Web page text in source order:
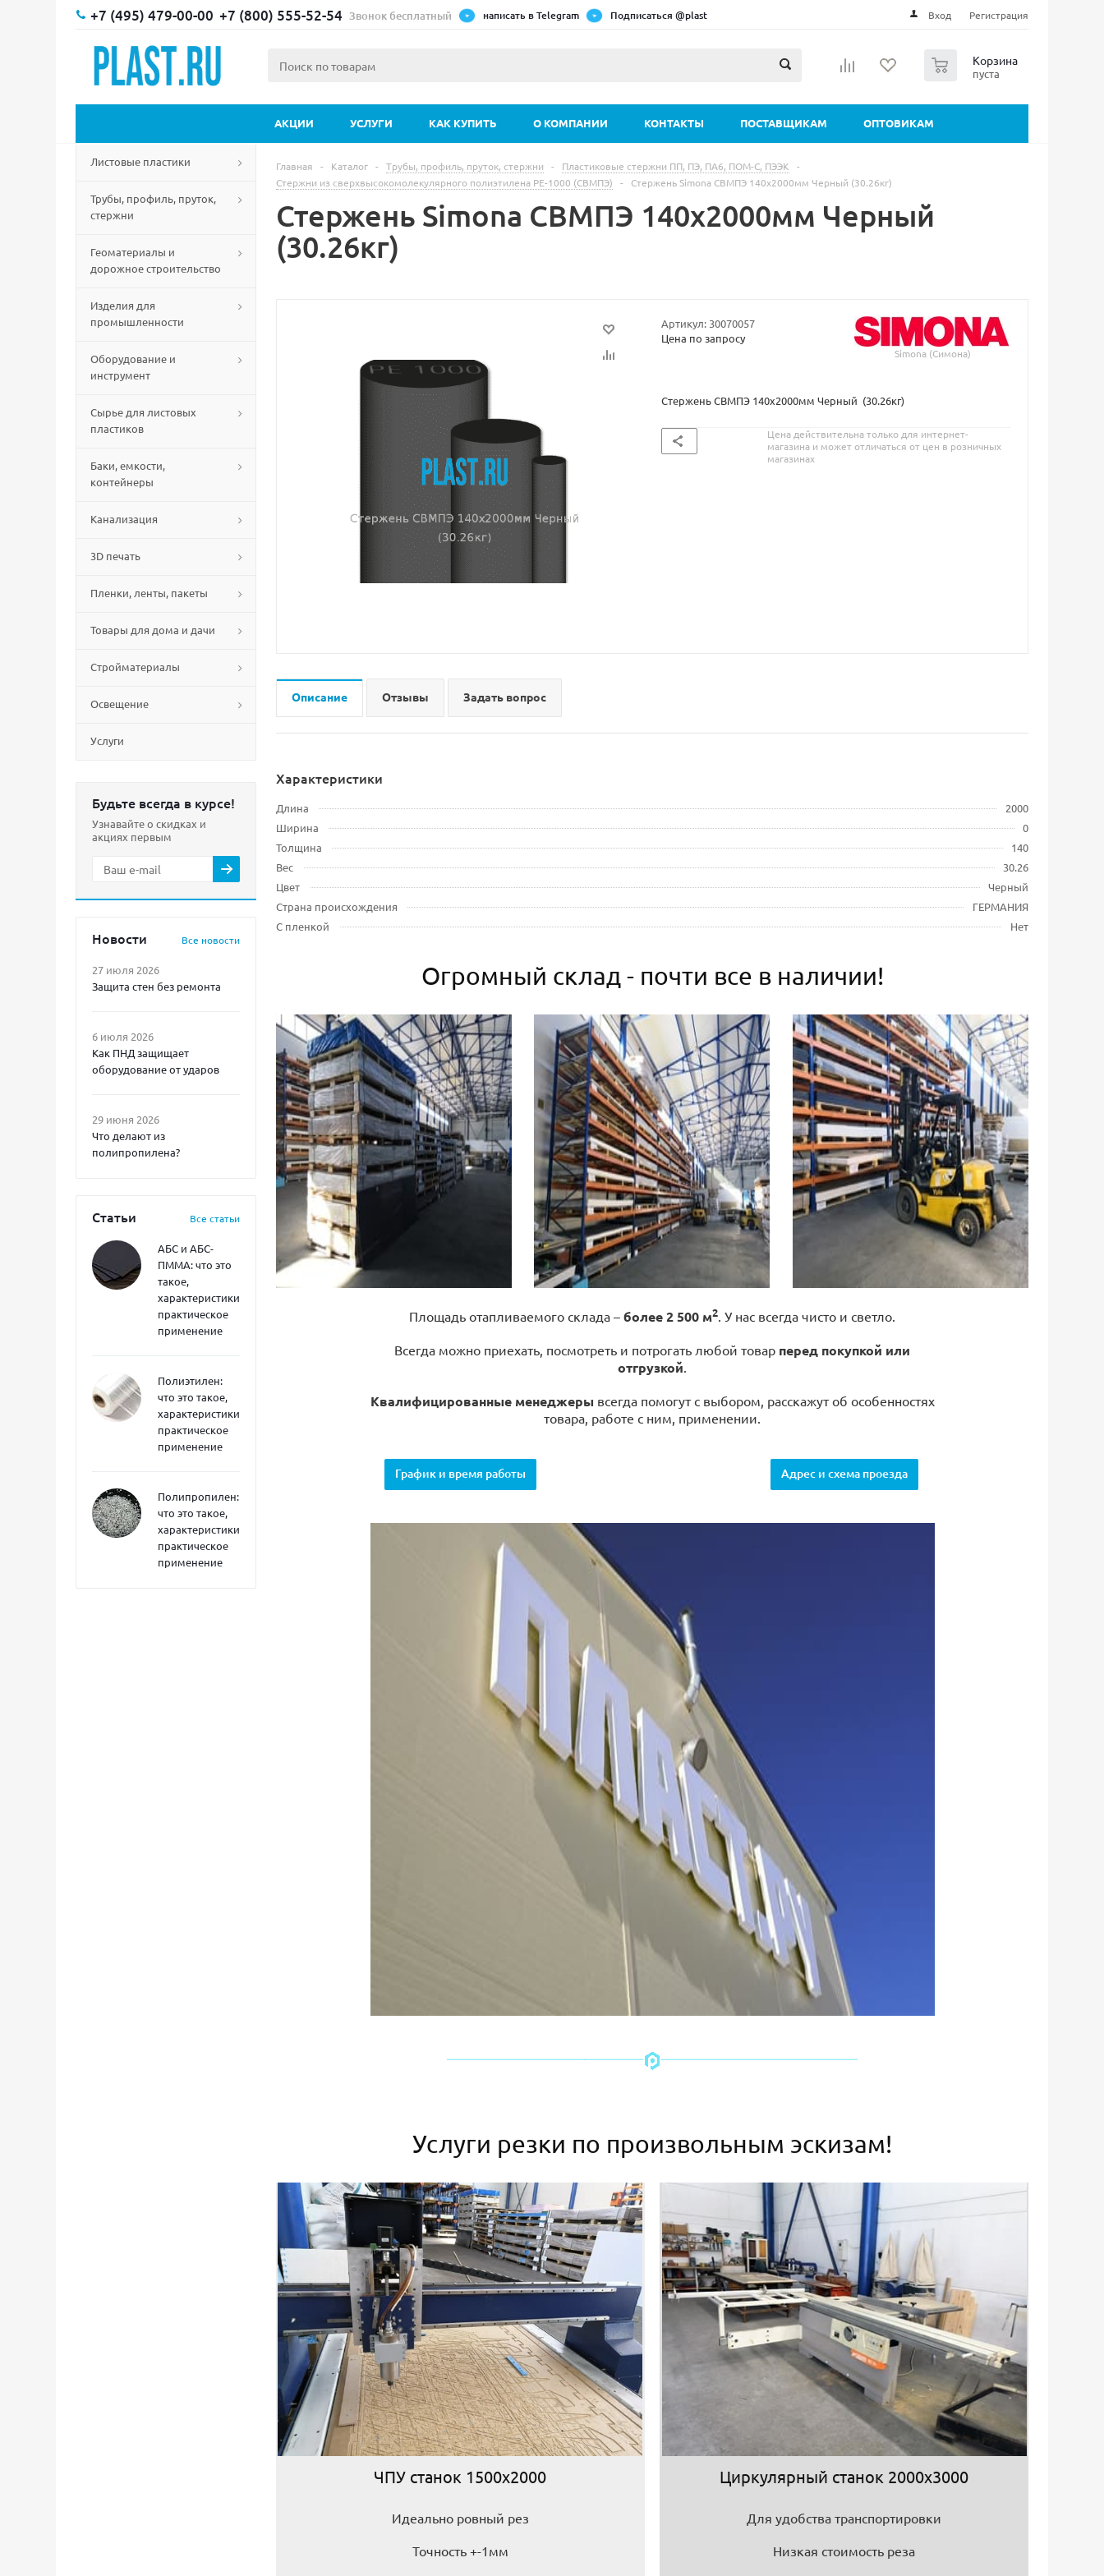
+7 (495) 479-00-00 +7 (800) 555-52-54 Звонок бесплатный написать в Telegram Подписаться @plast Вход Регистрация
Корзина
пуста
АКЦИИ УСЛУГИ КАК КУПИТЬ О КОМПАНИИ КОНТАКТЫ ПОСТАВЩИКАМ ОПТОВИКАМ
Листовые пластики
Трубы, профиль, пруток,
стержни
Геоматериалы и
дорожное строительство
Изделия для
промышленности
Оборудование и
инструмент
Сырье для листовых
пластиков
Баки, емкости,
контейнеры
Канализация
3D печать
Пленки, ленты, пакеты
Товары для дома и дачи
Стройматериалы
Освещение
Услуги
Будьте всегда в курсе!
Узнавайте о скидках и
акциях первым
Новости Все новости
27 июля 2026
Защита стен без ремонта
6 июля 2026
Как ПНД защищает
оборудование от ударов
29 июня 2026
Что делают из
полипропилена?
Статьи Все статьи
АБС и АБС-
ПММА: что это
такое,
характеристики,
практическое
применение
Полиэтилен:
что это такое,
характеристики,
практическое
применение
Полипропилен:
что это такое,
характеристики,
практическое
применение
Главная - Каталог - Трубы, профиль, пруток, стержни - Пластиковые стержни ПП, ПЭ, ПА6, ПОМ-С, ПЭЭК
-
Стержни из сверхвысокомолекулярного полиэтилена РЕ-1000 (СВМПЭ)
- Стержень Simona СВМПЭ 140х2000мм Черный (30.26кг)
Стержень Simona СВМПЭ 140х2000мм Черный
(30.26кг)
Артикул: 30070057
Цена по запросу
Simona (Симона)
Стержень СВМПЭ 140х2000мм Черный (30.26кг)
Цена действительна только для интернет-
магазина и может отличаться от цен в розничных
магазинах
Описание Отзывы Задать вопрос
Характеристики
Длина
2000
Ширина
0
Толщина
140
Вес
30.26
Цвет
Черный
Страна происхождения
ГЕРМАНИЯ
С пленкой
Нет
Огромный склад - почти все в наличии!
Площадь отапливаемого склада – более 2 500 м2. У нас всегда чисто и светло.
Всегда можно приехать, посмотреть и потрогать любой товар перед покупкой или
отгрузкой.
Квалифицированные менеджеры всегда помогут с выбором, расскажут об особенностях
товара, работе с ним, применении.
График и время работы Адрес и схема проезда
Услуги резки по произвольным эскизам!
ЧПУ станок 1500х2000
Идеально ровный рез
Точность +-1мм
Циркулярный станок 2000х3000
Для удобства транспортировки
Низкая стоимость реза